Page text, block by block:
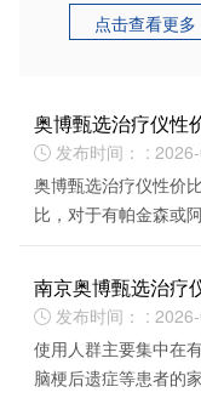
点击查看更多
奥博甄选治疗仪性
 发布时间： :
奥博甄选治疗仪性价
比，对于有帕金森或
南京奥博甄选治疗
 发布时间： :
使用人群主要集中在
脑梗后遗症等患者的